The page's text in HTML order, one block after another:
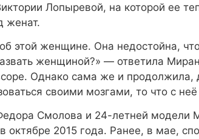
Лопыревой, на которой ее
женат.
этой женщине. Она недостойна,
женщиной?» — ответила
Однако сама же и
своими мозгами, то что с неё
Смолова и 24-летней модели
октябре 2015 года. Ранее, в мае,